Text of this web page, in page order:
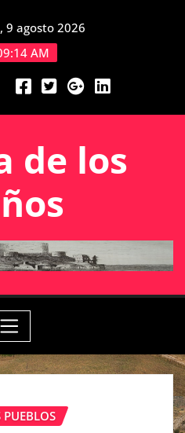
9 agosto 2026
AM
de los